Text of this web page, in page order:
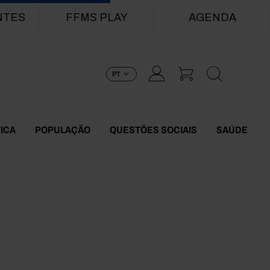
FFMS PLAY AGENDA
PT
POPULAÇÃO QUESTÕES SOCIAIS SAÚDE